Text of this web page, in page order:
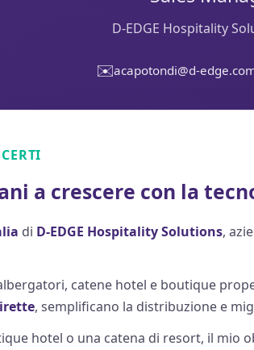
D-EDGE Hospitality
✉️acapotondi@d-
a crescere con la
di D-EDGE Hospitality Solutions,
catene hotel e boutique
, semplificano la distribuzione e
hotel o una catena di resort, il